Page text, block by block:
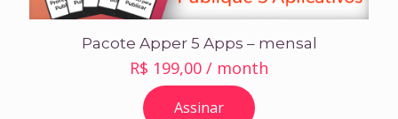
Pacote Apper 5 Apps – mensal
R$ 199,00 / month
Assinar